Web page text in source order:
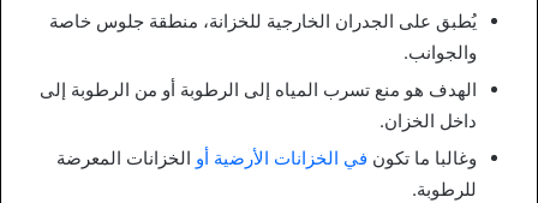
يُطبق على الجدران الخارجية للخزانة، منطقة جلوس خاصة
والجوانب.
الهدف هو منع تسرب المياه إلى الرطوبة أو من الرطوبة إلى
داخل الخزان.
وغالبا ما تكون في الخزانات الأرضية أو الخزانات المعرضة
للرطوبة.